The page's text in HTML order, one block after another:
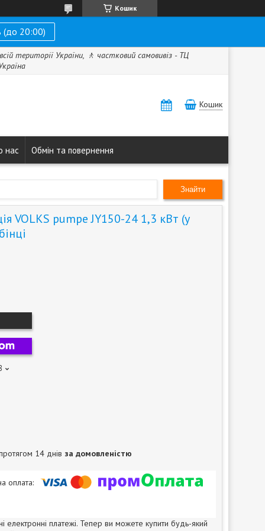
Кошик
(до 20:00)
території України, 🚶 частковий самовивіз - ТЦ
Кошик
нас Обмін та повернення
Знайти
VOLKS pumpe JY150-24 1,3 кВт (у
14 днів за домовленістю
електронні платежі. Тепер ви можете купити будь-який